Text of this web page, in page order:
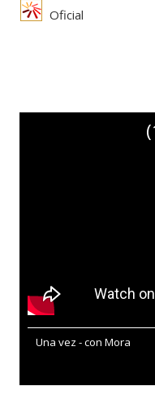
Oficial
Una vez - con Mora